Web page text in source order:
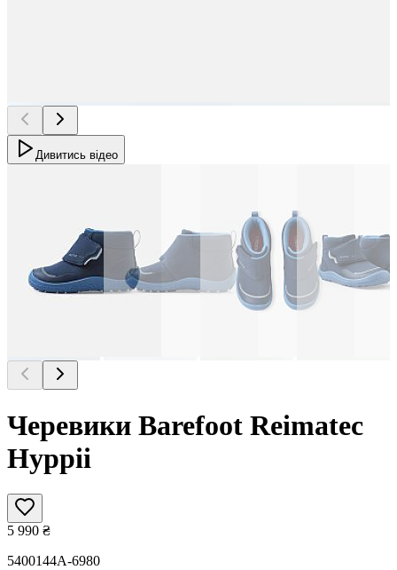
Дивитись відео
Черевики Barefoot Reimatec
Hyppii
5 990 ₴
5400144A-6980